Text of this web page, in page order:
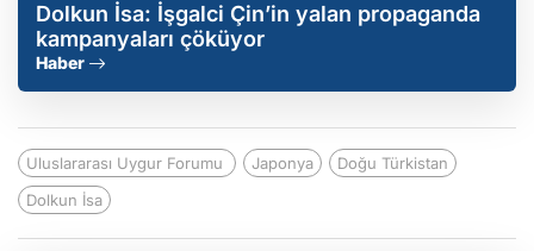
Dolkun İsa: İşgalci Çin’in yalan propaganda
kampanyaları çöküyor
Haber
Uluslararası Uygur Forumu Japonya
Doğu Türkistan
Dolkun İsa